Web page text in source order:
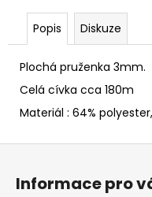
Popis Diskuze
Plochá pruženka 3mm.
Celá cívka cca 180m
Materiál : 64%
SLAMÁK
STRAŠÁK
395
Kč
Z
Informace pro